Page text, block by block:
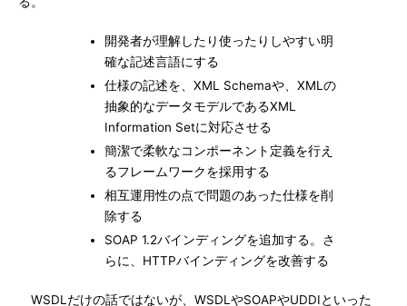
開発者が理解したり使ったりしやすい明
確な記述言語にする
仕様の記述を、XML Schemaや、XMLの
抽象的なデータモデルであるXML
Information Setに対応させる
簡潔で柔軟なコンポーネント定義を行え
るフレームワークを採用する
相互運用性の点で問題のあった仕様を削
除する
SOAP 1.2バインディングを追加する。さ
らに、HTTPバインディングを改善する
WSDLだけの話ではないが、WSDLやSOAPやUDDIといった